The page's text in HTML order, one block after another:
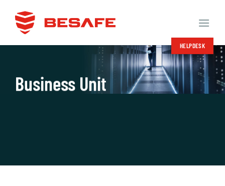
contenuti
HELPDESK
Business Unit